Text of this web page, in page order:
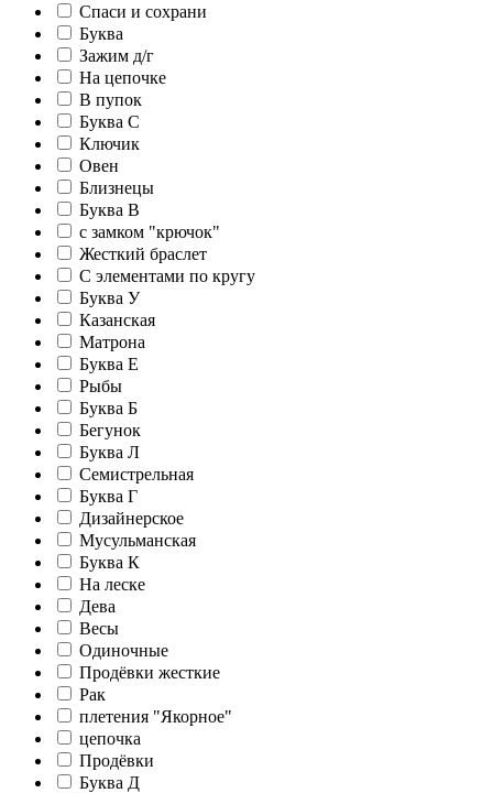
Спаси и сохрани
Буква
Зажим д/г
На цепочке
В пупок
Буква С
Ключик
Овен
Близнецы
Буква В
c замком "крючок"
Жесткий браслет
С элементами по кругу
Буква У
Казанская
Матрона
Буква Е
Рыбы
Буква Б
Бегунок
Буква Л
Семистрельная
Буква Г
Дизайнерское
Мусульманская
Буква К
На леске
Дева
Весы
Одиночные
Продёвки жесткие
Рак
плетения "Якорное"
цепочка
Продёвки
Буква Д